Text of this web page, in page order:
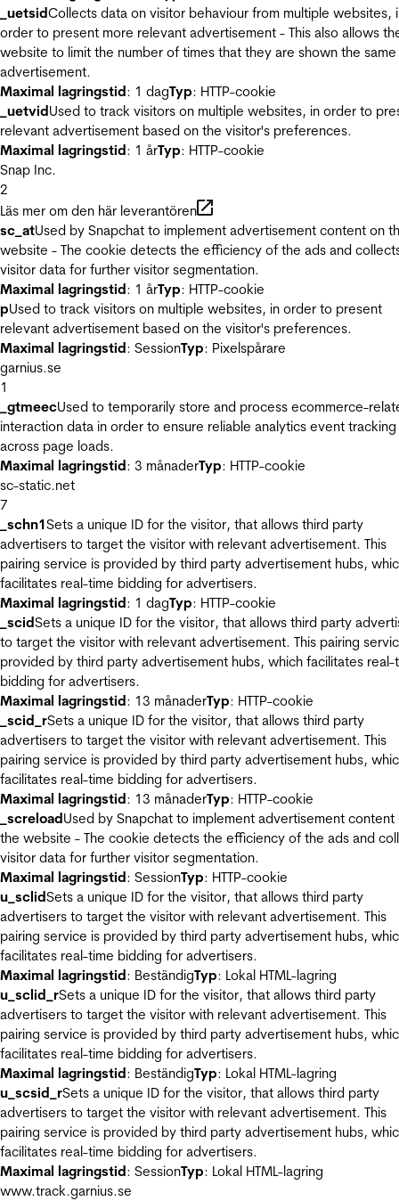
_uetsidCollects data on visitor behaviour from multiple websites,
order to present more relevant advertisement - This also allows
website to limit the number of times that they are shown the same
advertisement.
Maximal lagringstid: 1 dagTyp: HTTP-cookie
_uetvidUsed to track visitors on multiple websites, in order to
relevant advertisement based on the visitor's preferences.
Maximal lagringstid: 1 årTyp: HTTP-cookie
Snap Inc.
2
Läs mer om den här leverantören
sc_atUsed by Snapchat to implement advertisement content on
website - The cookie detects the efficiency of the ads and
visitor data for further visitor segmentation.
Maximal lagringstid: 1 årTyp: HTTP-cookie
pUsed to track visitors on multiple websites, in order to present
relevant advertisement based on the visitor's preferences.
Maximal lagringstid: SessionTyp: Pixelspårare
garnius.se
1
_gtmeecUsed to temporarily store and process ecommerce-
interaction data in order to ensure reliable analytics event tracking
across page loads.
Maximal lagringstid: 3 månaderTyp: HTTP-cookie
sc-static.net
7
_schn1Sets a unique ID for the visitor, that allows third party
advertisers to target the visitor with relevant advertisement. This
pairing service is provided by third party advertisement hubs,
facilitates real-time bidding for advertisers.
Maximal lagringstid: 1 dagTyp: HTTP-cookie
_scidSets a unique ID for the visitor, that allows third party
to target the visitor with relevant advertisement. This pairing
provided by third party advertisement hubs, which facilitates real-
bidding for advertisers.
Maximal lagringstid: 13 månaderTyp: HTTP-cookie
_scid_rSets a unique ID for the visitor, that allows third party
advertisers to target the visitor with relevant advertisement. This
pairing service is provided by third party advertisement hubs,
facilitates real-time bidding for advertisers.
Maximal lagringstid: 13 månaderTyp: HTTP-cookie
_screloadUsed by Snapchat to implement advertisement content
the website - The cookie detects the efficiency of the ads and
visitor data for further visitor segmentation.
Maximal lagringstid: SessionTyp: HTTP-cookie
u_sclidSets a unique ID for the visitor, that allows third party
advertisers to target the visitor with relevant advertisement. This
pairing service is provided by third party advertisement hubs,
facilitates real-time bidding for advertisers.
Maximal lagringstid: BeständigTyp: Lokal HTML-lagring
u_sclid_rSets a unique ID for the visitor, that allows third party
advertisers to target the visitor with relevant advertisement. This
pairing service is provided by third party advertisement hubs,
facilitates real-time bidding for advertisers.
Maximal lagringstid: BeständigTyp: Lokal HTML-lagring
u_scsid_rSets a unique ID for the visitor, that allows third party
advertisers to target the visitor with relevant advertisement. This
pairing service is provided by third party advertisement hubs,
facilitates real-time bidding for advertisers.
Maximal lagringstid: SessionTyp: Lokal HTML-lagring
www.track.garnius.se